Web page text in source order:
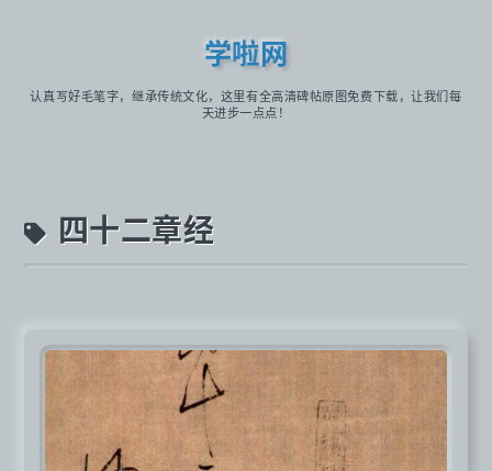
学啦网
认真写好毛笔字，继承传统文化，这里有全高清碑帖原图免费下载，让我们每
天进步一点点！
四十二章经